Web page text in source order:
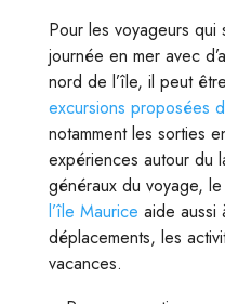
Pour les voyageurs qui
journée en mer avec
nord de l’île, il peut
excursions proposées
notamment les sorties
expériences autour du
généraux du voyage, le
l’île Maurice aide aussi
déplacements, les
vacances.